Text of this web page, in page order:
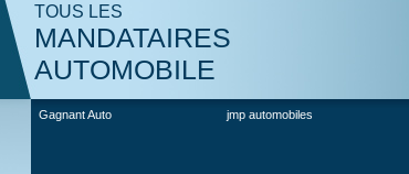
TOUS LES
MANDATAIRES
AUTOMOBILE
Gagnant Auto jmp automobiles